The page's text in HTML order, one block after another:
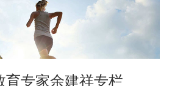
育专家余建祥专栏